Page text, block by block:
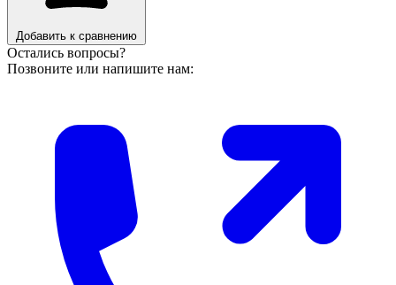
Добавить к сравнению
Остались вопросы?
Позвоните или напишите нам: